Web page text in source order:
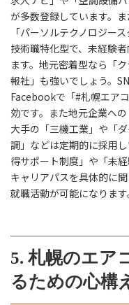
が多数登録しています。
「パーソルテクノロジー
技術職特化型で、未経験
ます。地元密着型なら「
報社」も強いでしょう。
Facebookで「#札幌エア
効です。また地元企業へ
大手の「三機工業」や「
調」などは定期的に採用
得サポート制度」や「未
キャリアパスを具体的に
就職活動が可能になります
5. 札幌のエア
るための心構